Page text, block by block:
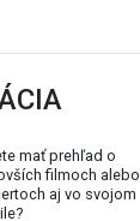
mať prehľad o
filmoch alebo
aj vo svojom